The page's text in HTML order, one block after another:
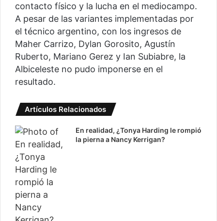
contacto físico y la lucha en el mediocampo.
A pesar de las variantes implementadas por
el técnico argentino, con los ingresos de
Maher Carrizo, Dylan Gorosito, Agustín
Ruberto, Mariano Gerez y Ian Subiabre, la
Albiceleste no pudo imponerse en el
resultado.
Artículos Relacionados
En realidad, ¿Tonya Harding le rompió
la pierna a Nancy Kerrigan?